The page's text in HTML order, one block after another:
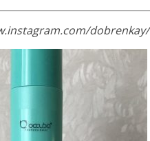
dobrenkay/